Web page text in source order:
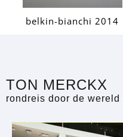
belkin-bianchi 2014
TON MERCKX
rondreis door de